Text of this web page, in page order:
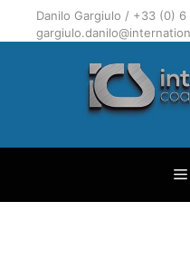
Danilo Gargiulo / +33 (0)